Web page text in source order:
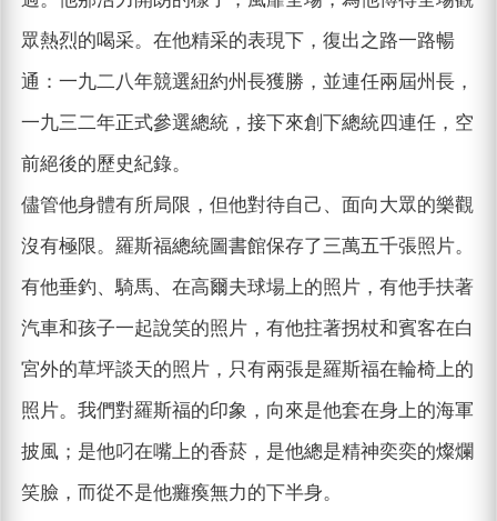
眾熱烈的喝采。在他精采的表現下，復出之路一路暢
通：一九二八年競選紐約州長獲勝，並連任兩屆州長，
一九三二年正式參選總統，接下來創下總統四連任，空
前絕後的歷史紀錄。
儘管他身體有所局限，但他對待自己、面向大眾的樂觀
沒有極限。羅斯福總統圖書館保存了三萬五千張照片。
有他垂釣、騎馬、在高爾夫球場上的照片，有他手扶著
汽車和孩子一起說笑的照片，有他拄著拐杖和賓客在白
宮外的草坪談天的照片，只有兩張是羅斯福在輪椅上的
照片。我們對羅斯福的印象，向來是他套在身上的海軍
披風；是他叼在嘴上的香菸，是他總是精神奕奕的燦爛
笑臉，而從不是他癱瘓無力的下半身。